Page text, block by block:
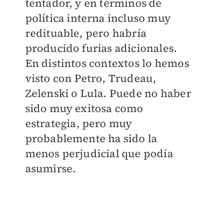
política interna incluso muy
redituable, pero habría
producido furias adicionales.
En distintos contextos lo hemos
visto con Petro, Trudeau,
Zelenski o Lula. Puede no haber
sido muy exitosa como
estrategia, pero muy
probablemente ha sido la
menos perjudicial que podía
asumirse.